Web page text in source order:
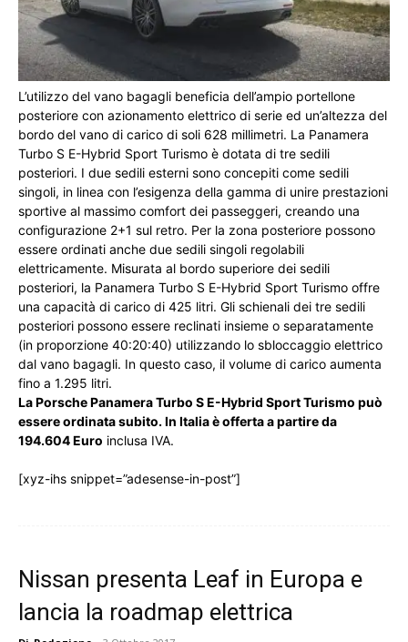
L’utilizzo del vano bagagli beneficia dell’ampio portellone
posteriore con azionamento elettrico di serie ed un’altezza del
bordo del vano di carico di soli 628 millimetri. La Panamera
Turbo S E-Hybrid Sport Turismo è dotata di tre sedili
posteriori. I due sedili esterni sono concepiti come sedili
singoli, in linea con l’esigenza della gamma di unire prestazioni
sportive al massimo comfort dei passeggeri, creando una
configurazione 2+1 sul retro. Per la zona posteriore possono
essere ordinati anche due sedili singoli regolabili
elettricamente. Misurata al bordo superiore dei sedili
posteriori, la Panamera Turbo S E-Hybrid Sport Turismo offre
una capacità di carico di 425 litri. Gli schienali dei tre sedili
posteriori possono essere reclinati insieme o separatamente
(in proporzione 40:20:40) utilizzando lo sbloccaggio elettrico
dal vano bagagli. In questo caso, il volume di carico aumenta
fino a 1.295 litri.
La Porsche Panamera Turbo S E-Hybrid Sport Turismo può
essere ordinata subito. In Italia è offerta a partire da
194.604 Euro inclusa IVA.
[xyz-ihs snippet=”adesense-in-post”]
Nissan presenta Leaf in Europa e
lancia la roadmap elettrica